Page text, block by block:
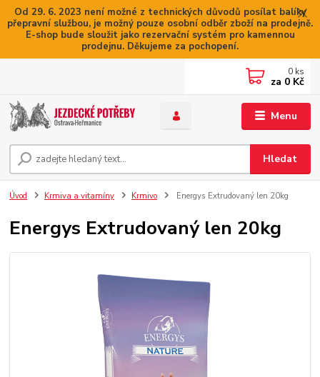
Od 29. 6. 2023 není možné z technických důvodů posílat balíky
přepravní službou, je možný pouze osobní odběr zboží na prodejně.
E-shop bude sloužit jako rezervační systém pro kamennou
prodejnu. Děkujeme za pochopení.
Menu
Hledat
0 ks
za 0 Kč
Úvod Krmiva a vitamíny Krmivo Energys Extrudovaný len 20kg
Energys Extrudovaný len 20kg